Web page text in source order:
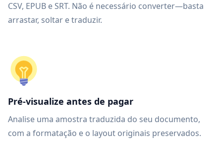
CSV, EPUB e SRT. Não é necessário converter—basta
arrastar, soltar e traduzir.
Pré-visualize antes de pagar
Analise uma amostra traduzida do seu documento,
com a formatação e o layout originais preservados.